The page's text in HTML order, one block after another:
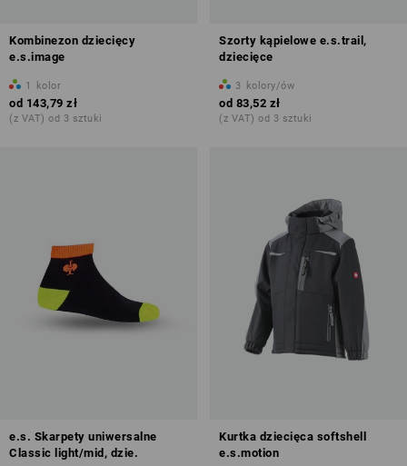
Kombinezon dziecięcy
e.s.image
1 kolor
od 143,79 zł
(z VAT) od 3 sztuki
Szorty kąpielowe e.s.trail,
dziecięce
3 kolory/ów
od 83,52 zł
(z VAT) od 3 sztuki
e.s. Skarpety uniwersalne
Classic light/mid, dzie.
Kurtka dziecięca softshell
e.s.motion